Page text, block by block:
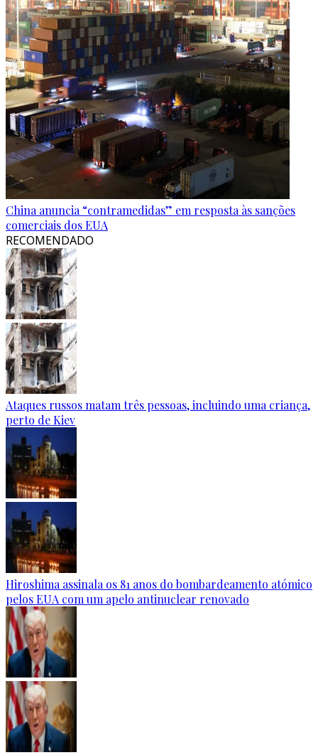
China anuncia “contramedidas” em resposta às sanções
comerciais dos EUA
RECOMENDADO
Ataques russos matam três pessoas, incluindo uma criança,
perto de Kiev
Hiroshima assinala os 81 anos do bombardeamento atómico
pelos EUA com um apelo antinuclear renovado